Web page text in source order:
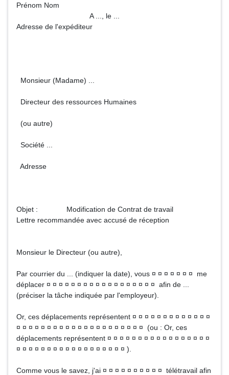
Prénom Nom
A ..., le ...
Adresse de l'expéditeur
Monsieur (Madame) ...
Directeur des ressources Humaines
(ou autre)
Société ...
Adresse
Objet : Modification de Contrat de travail
Lettre recommandée avec accusé de réception
Monsieur le Directeur (ou autre),
Par courrier du ... (indiquer la date), vous ¤ ¤ ¤ ¤ ¤ ¤ ¤ me
déplacer ¤ ¤ ¤ ¤ ¤ ¤ ¤ ¤ ¤ ¤ ¤ ¤ ¤ ¤ ¤ ¤ ¤ ¤ afin de ...
(préciser la tâche indiquée par l'employeur).
Or, ces déplacements représentent ¤ ¤ ¤ ¤ ¤ ¤ ¤ ¤ ¤ ¤ ¤ ¤ ¤
¤ ¤ ¤ ¤ ¤ ¤ ¤ ¤ ¤ ¤ ¤ ¤ ¤ ¤ ¤ ¤ ¤ ¤ ¤ ¤ ¤ (ou : Or, ces
déplacements représentent ¤ ¤ ¤ ¤ ¤ ¤ ¤ ¤ ¤ ¤ ¤ ¤ ¤ ¤ ¤ ¤ ¤
¤ ¤ ¤ ¤ ¤ ¤ ¤ ¤ ¤ ¤ ¤ ¤ ¤ ¤ ¤ ¤ ¤ ¤ ).
Comme vous le savez, j'ai ¤ ¤ ¤ ¤ ¤ ¤ ¤ ¤ ¤ ¤ télétravail afin